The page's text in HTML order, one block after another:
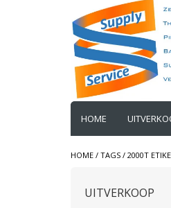
HOME
HOME / TAGS / 2000T
UITVERKOOP